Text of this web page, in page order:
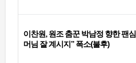
이찬원, 원조 춤꾼 박남정 향한 팬심
머님 잘 계시지” 폭소(불후)